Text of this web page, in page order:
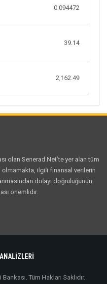
0.094472
39.14
2,162.49
olan Senerad.Net’te yer alan tüm
olmamakta, ilgili finansal verilerin
dolayı doğruluğunun
önemlidir.
Tüm Hakları Saklıdır.